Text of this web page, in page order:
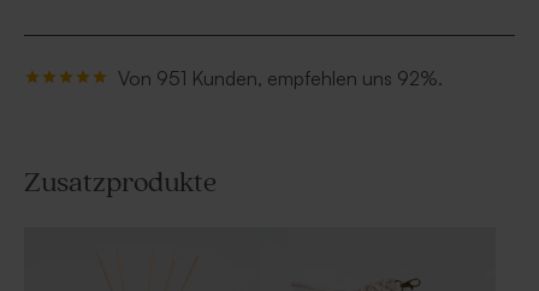
Von 951 Kunden, empfehlen uns 92%.
Zusatzprodukte